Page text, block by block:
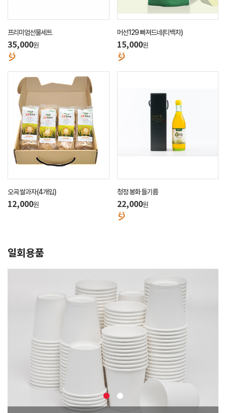
프리미엄선물세트
35,000원
머선129 빠져드네(티백차)
15,000원
오곡 쌀과자(4개입)
12,000원
청정 봉화 들기름
22,000원
일회용품